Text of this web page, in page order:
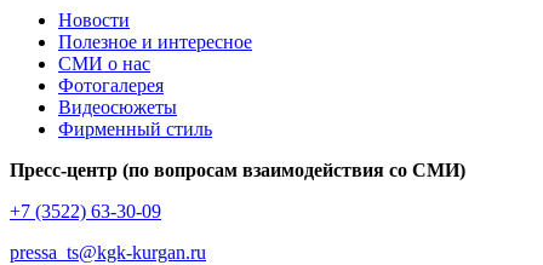
Новости
Полезное и интересное
СМИ о нас
Фотогалерея
Видеосюжеты
Фирменный стиль
Пресс-центр (по вопросам взаимодействия со СМИ)
+7 (3522) 63-30-09
pressa_ts@kgk-kurgan.ru